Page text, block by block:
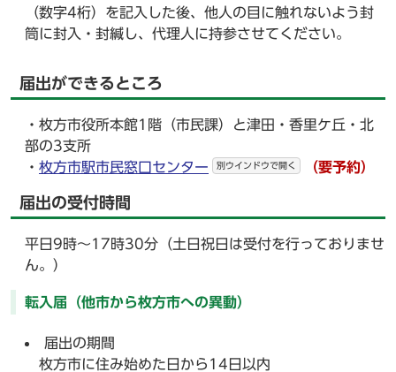
（数字4桁）を記入した後、他人の目に触れないよう封
筒に封入・封緘し、代理人に持参させてください。
届出ができるところ
・枚方市役所本館1階（市民課）と津田・香里ケ丘・北
部の3支所
・ 枚方市駅市民窓口センター 別ウインドウで開く （要予約）
届出の受付時間
平日9時～17時30分（土日祝日は受付を行っておりませ
ん。）
転入届（他市から枚方市への異動）
届出の期間
枚方市に住み始めた日から14日以内